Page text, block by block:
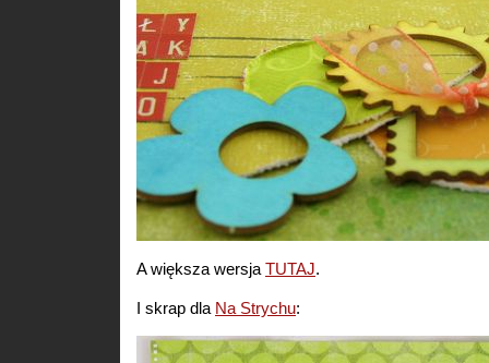
A większa wersja TUTAJ.
I skrap dla Na Strychu: